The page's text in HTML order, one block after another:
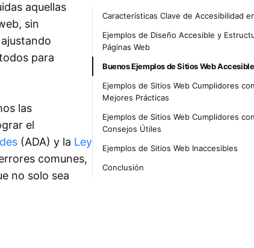
aquellas
sin
para
las
el
(ADA) y la Ley
comunes,
no solo sea
Características Clave de Accesibilidad
Ejemplos de Diseño Accesible y
Páginas Web
Buenos Ejemplos de Sitios Web
Ejemplos de Sitios Web Cumplidores
Mejores Prácticas
Ejemplos de Sitios Web Cumplidores
Consejos Útiles
Ejemplos de Sitios Web Inaccesibles
Conclusión